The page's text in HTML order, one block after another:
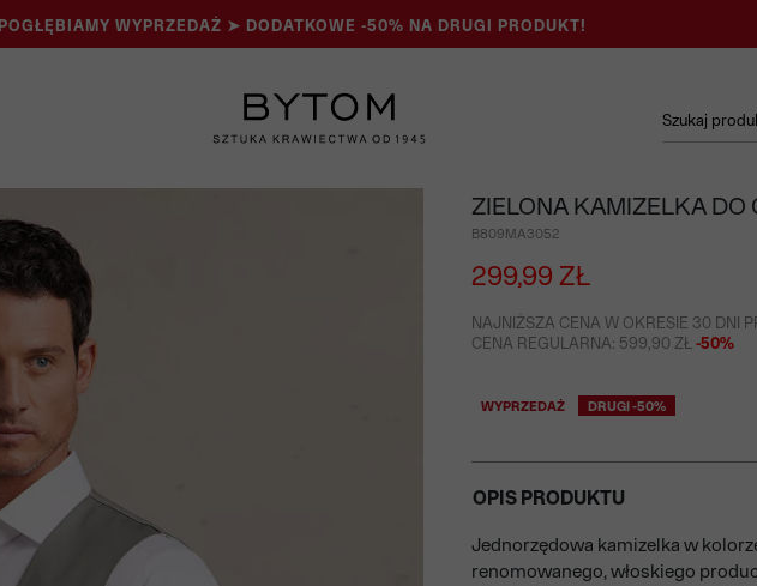
POGŁĘBIAMY WYPRZEDAŻ ➤ DODATKOWE -50% NA DRUGI PRODUKT!
Szukaj
ZIELONA KAMIZELKA DO
B809MA3052
299,99 ZŁ
NAJNIŻSZA CENA W OKRESIE 30 DNI
CENA REGULARNA: 599,90 ZŁ -50%
WYPRZEDAŻ DRUGI -50%
OPIS PRODUKTU
Jednorzędowa kamizelka w
renomowanego, włoskiego